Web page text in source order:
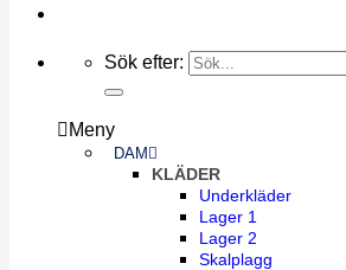
Sök efter:
Meny
DAM
KLÄDER
Underkläder
Lager 1
Lager 2
Skalplagg